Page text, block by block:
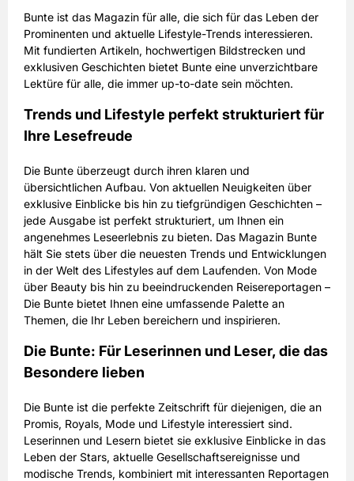
Bunte ist das Magazin für alle, die sich für das Leben der
Prominenten und aktuelle Lifestyle-Trends interessieren.
Mit fundierten Artikeln, hochwertigen Bildstrecken und
exklusiven Geschichten bietet Bunte eine unverzichtbare
Lektüre für alle, die immer up-to-date sein möchten.
Trends und Lifestyle perfekt strukturiert für
Ihre Lesefreude
Die Bunte überzeugt durch ihren klaren und
übersichtlichen Aufbau. Von aktuellen Neuigkeiten über
exklusive Einblicke bis hin zu tiefgründigen Geschichten –
jede Ausgabe ist perfekt strukturiert, um Ihnen ein
angenehmes Leseerlebnis zu bieten. Das Magazin Bunte
hält Sie stets über die neuesten Trends und Entwicklungen
in der Welt des Lifestyles auf dem Laufenden. Von Mode
über Beauty bis hin zu beeindruckenden Reisereportagen –
Die Bunte bietet Ihnen eine umfassende Palette an
Themen, die Ihr Leben bereichern und inspirieren.
Die Bunte: Für Leserinnen und Leser, die das
Besondere lieben
Die Bunte ist die perfekte Zeitschrift für diejenigen, die an
Promis, Royals, Mode und Lifestyle interessiert sind.
Leserinnen und Lesern bietet sie exklusive Einblicke in das
Leben der Stars, aktuelle Gesellschaftsereignisse und
modische Trends, kombiniert mit interessanten Reportagen